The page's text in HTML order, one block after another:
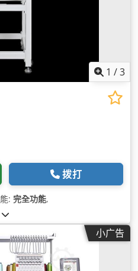
1 /3
拨打
: 完全功能,
小广告